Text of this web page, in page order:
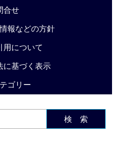
合せ
報などの方針
用について
に基づく表示
ゴリー
検 索